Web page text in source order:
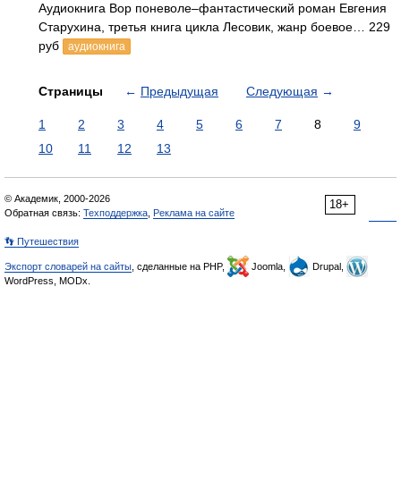
Аудиокнига Вор поневоле–фантастический роман Евгения
Старухина, третья книга цикла Лесовик, жанр боевое… 229
руб
аудиокнига
Страницы ← Предыдущая Следующая →
1 2 3 4 5 6 7 8
9
10
11 12 13
18+
© Академик, 2000-2026
Обратная связь: Техподдержка Реклама на сайте
👣 Путешествия
Экспорт словарей на сайты , сделанные на PHP, Joomla,
Drupal,
WordPress, MODx.